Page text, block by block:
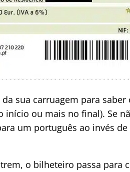
sua carruagem para saber
início ou mais no final). Se
um português ao invés
o bilheteiro passa para